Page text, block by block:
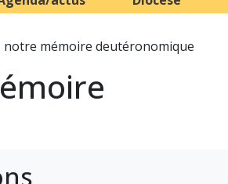
mémoire deutéronomique